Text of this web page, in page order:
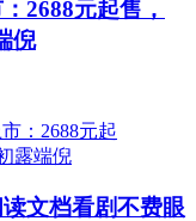
2688元起售，
倪
文档看剧不费眼